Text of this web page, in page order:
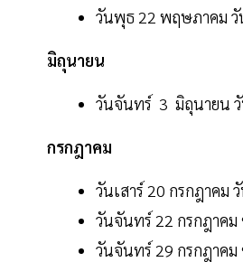
วันพุธ 22 พฤษภาคม วั
มิถุนายน
วันจันทร์ 3 มิถุนายน วั
กรกฎาคม
วันเสาร์ 20 กรกฎาคม
วันจันทร์ 22 กรกฎาคม
วันจันทร์ 29 กรกฎาค